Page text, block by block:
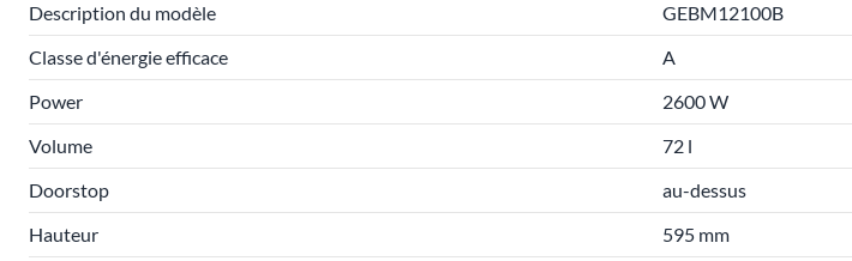
Description du modèle
GEBM12100B
Classe d'énergie efficace
A
Power
2600 W
Volume
72 l
Doorstop
au-dessus
Hauteur
595 mm